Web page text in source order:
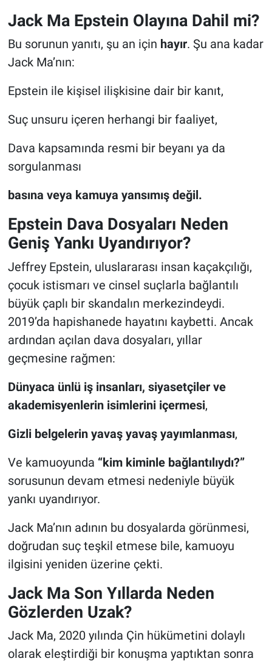
Jack Ma Epstein Olayına Dahil mi?
Bu sorunun yanıtı, şu an için hayır. Şu ana kadar
Jack Ma’nın:
Epstein ile kişisel ilişkisine dair bir kanıt,
Suç unsuru içeren herhangi bir faaliyet,
Dava kapsamında resmi bir beyanı ya da
sorgulanması
basına veya kamuya yansımış değil.
Epstein Dava Dosyaları Neden
Geniş Yankı Uyandırıyor?
Jeffrey Epstein, uluslararası insan kaçakçılığı,
çocuk istismarı ve cinsel suçlarla bağlantılı
büyük çaplı bir skandalın merkezindeydi.
2019’da hapishanede hayatını kaybetti. Ancak
ardından açılan dava dosyaları, yıllar
geçmesine rağmen:
Dünyaca ünlü iş insanları, siyasetçiler ve
akademisyenlerin isimlerini içermesi,
Gizli belgelerin yavaş yavaş yayımlanması,
Ve kamuoyunda “kim kiminle bağlantılıydı?”
sorusunun devam etmesi nedeniyle büyük
yankı uyandırıyor.
Jack Ma’nın adının bu dosyalarda görünmesi,
doğrudan suç teşkil etmese bile, kamuoyu
ilgisini yeniden üzerine çekti.
Jack Ma Son Yıllarda Neden
Gözlerden Uzak?
Jack Ma, 2020 yılında Çin hükümetini dolaylı
olarak eleştirdiği bir konuşma yaptıktan sonra